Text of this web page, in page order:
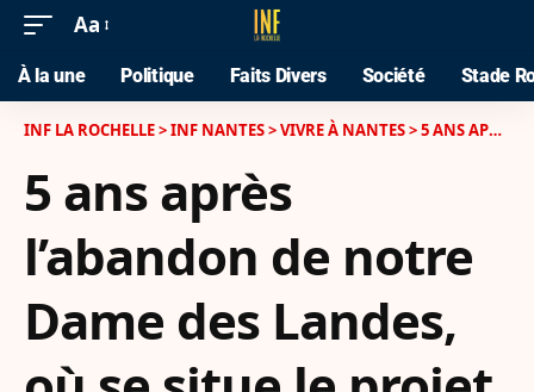
Aa
À la une Politique Faits Divers Société Stade
INF LA ROCHELLE>INF NANTES>VIVRE À NANTES>5 ANS APRÈS L’ABANDON DE NOTRE DAME DES LANDES, OÙ SE SITUE LE PROJET D’AMÉNAGEMENT DE L’AÉROPORT NANTES ATLANTIQUE
5 ans après
l’abandon de notre
Dame des Landes,